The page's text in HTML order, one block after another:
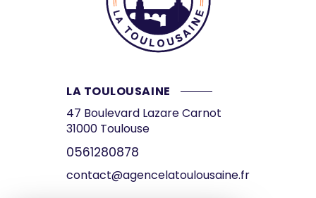
LA TOULOUSAINE
47 Boulevard Lazare Carnot
31000 Toulouse
0561280878
contact@agencelatoulousaine.fr